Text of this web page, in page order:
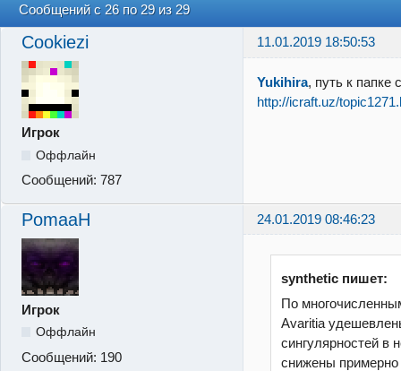
Сообщений с 26 по 29 из 29
Cookiezi 11.01.2019 18:50:53
Игрок
Оффлайн
Сообщений: 787
Yukihira, путь к папке
http://icraft.uz/
PomaaH 24.01.2019 08:46:23
Игрок
Оффлайн
Сообщений: 190
synthetic пишет:
По
Avaritia
сингулярностей в
снижены